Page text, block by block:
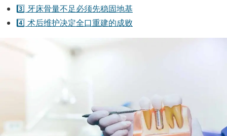
3️⃣ 牙床骨量不足必须先稳固地基
4️⃣ 术后维护决定全口重建的成败